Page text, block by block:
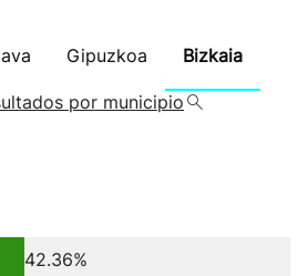
Gipuzkoa Bizkaia
por municipio
42.36%